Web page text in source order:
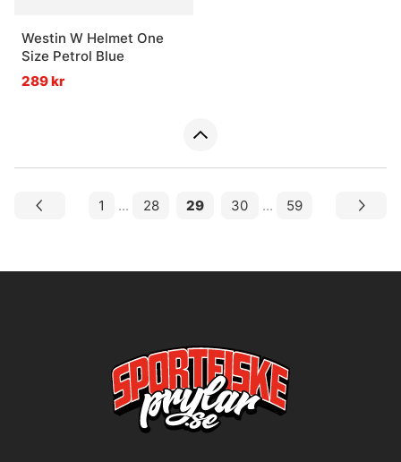
Westin W Helmet One
Size Petrol Blue
289 kr
1 ... 28 29 30 ... 59